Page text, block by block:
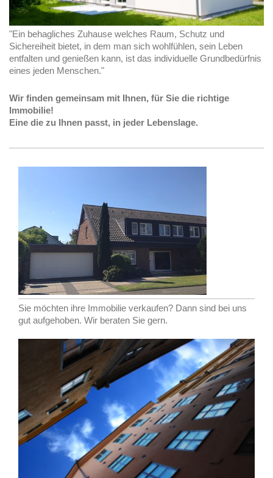
"Ein behagliches Zuhause welches Raum, Schutz und
Sichereiheit bietet, in dem man sich wohlfühlen, sein Leben
entfalten und genießen kann, ist das individuelle Grundbedürfnis
eines jeden Menschen."
Wir finden gemeinsam mit Ihnen, für Sie die richtige
Immobilie!
Eine die zu Ihnen passt, in jeder Lebenslage.
Sie möchten ihre Immobilie verkaufen? Dann sind bei uns
gut aufgehoben. Wir beraten Sie gern.